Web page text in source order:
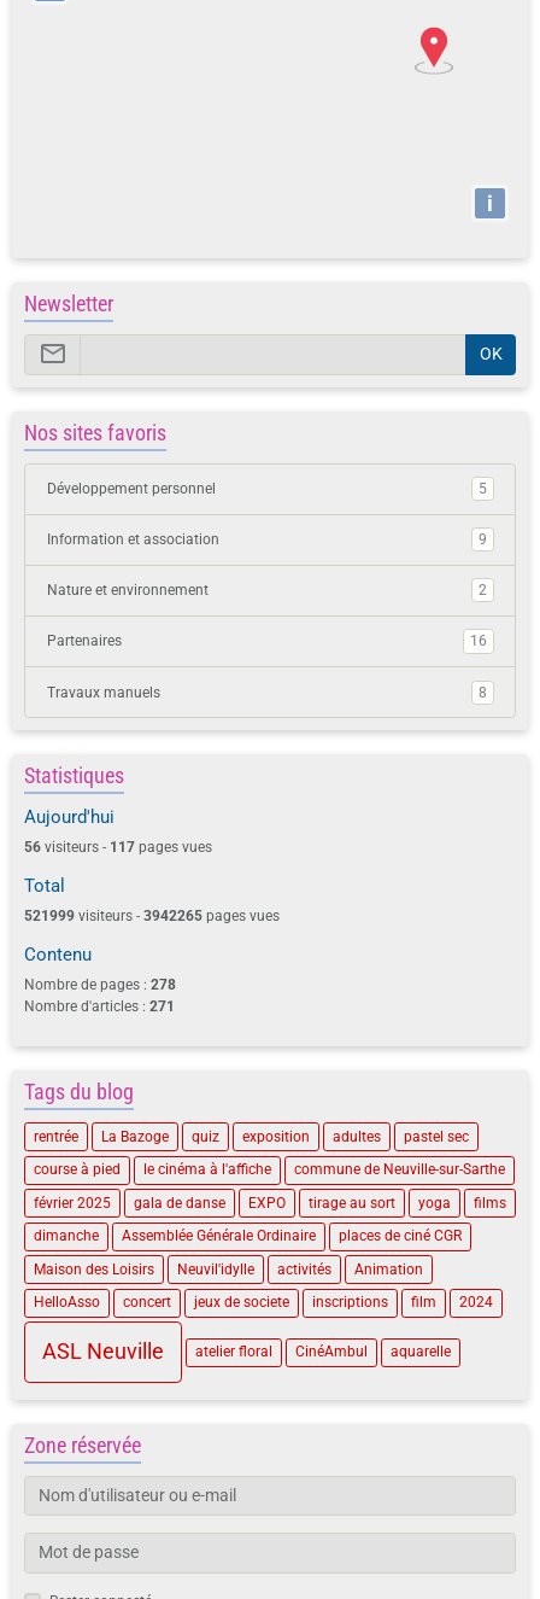
i
Newsletter
OK
Nos sites favoris
Développement personnel 5
Information et association 9
Nature et environnement 2
Partenaires 16
Travaux manuels 8
Statistiques
Aujourd'hui
56 visiteurs - 117 pages vues
Total
521999 visiteurs - 3942265 pages vues
Contenu
Nombre de pages : 278
Nombre d'articles : 271
Tags du blog
rentrée La Bazoge quiz exposition adultes
pastel sec
course à pied
le cinéma à l'affiche
commune de Neuville-sur-Sarthe
février 2025
gala de danse EXPO tirage au sort yoga
films
dimanche
Assemblée Générale Ordinaire
places de ciné CGR
Maison des Loisirs
Neuvil'idylle activités
Animation
HelloAsso
concert jeux de societe inscriptions film 2024
ASL Neuville atelier floral CinéAmbul aquarelle
Zone réservée